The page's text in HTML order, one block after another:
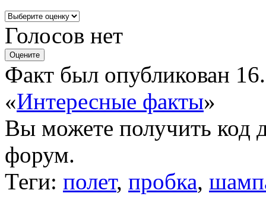
Голосов нет
Факт был опубликован
«Интересные факты»
Вы можете получить код
форум.
Теги: полет, пробка,